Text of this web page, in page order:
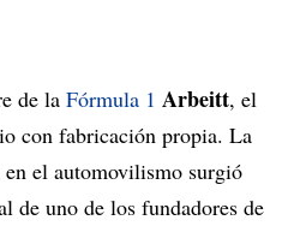
de la Fórmula 1 Arbeitt, el
con fabricación propia. La
el automovilismo surgió
de uno de los fundadores de